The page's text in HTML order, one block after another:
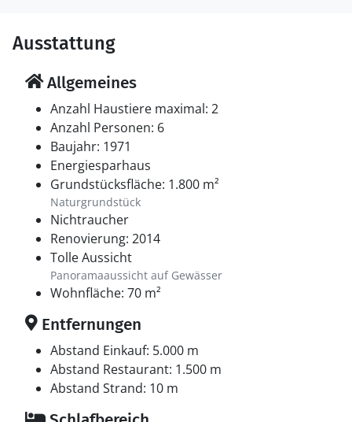
Ausstattung
Allgemeines
Anzahl Haustiere maximal: 2
Anzahl Personen: 6
Baujahr: 1971
Energiesparhaus
Grundstücksfläche: 1.800 m²
Naturgrundstück
Nichtraucher
Renovierung: 2014
Tolle Aussicht
Panoramaaussicht auf Gewässer
Wohnfläche: 70 m²
Entfernungen
Abstand Einkauf: 5.000 m
Abstand Restaurant: 1.500 m
Abstand Strand: 10 m